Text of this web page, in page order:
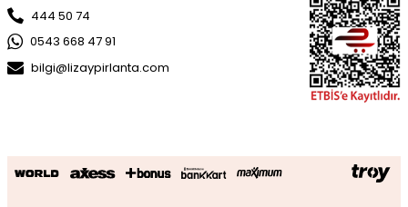
444 50 74
0543 668 47 91
bilgi@lizaypirlanta.com